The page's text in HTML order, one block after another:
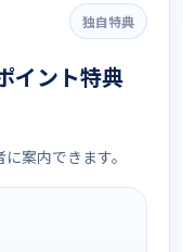
独自特典
イント特典
案内できます。